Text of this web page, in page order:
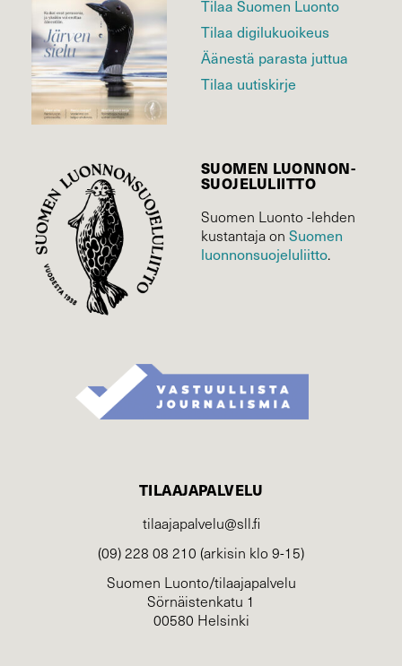
Tilaa Suomen Luonto
Tilaa digilukuoikeus
Äänestä parasta juttua
Tilaa uutiskirje
SUOMEN LUONNON­
SUOJELU­LIITTO
Suomen Luonto -lehden
kustantaja on Suomen
luonnonsuojelu­liitto.
TILAAJAPALVELU
tilaajapalvelu@sll.fi
(09) 228 08 210 (arkisin klo 9-15)
Suomen Luonto/tilaajapalvelu
Sörnäistenkatu 1
00580 Helsinki